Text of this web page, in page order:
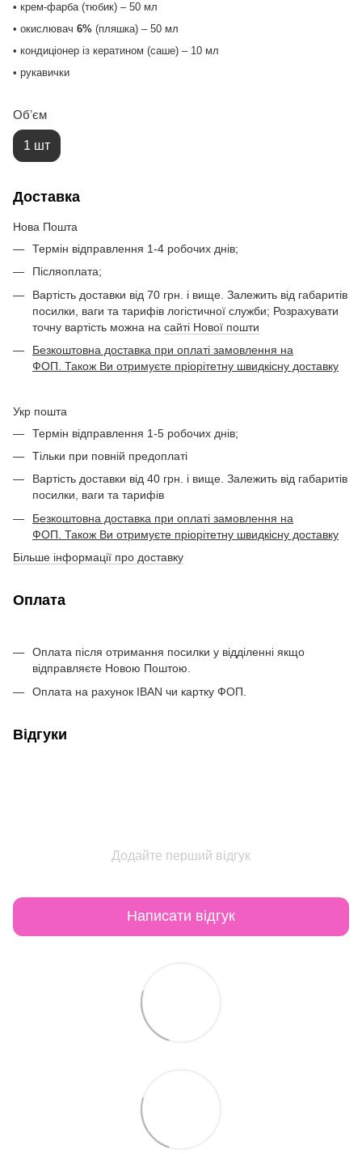
• крем-фарба (тюбик) – 50 мл
• окислювач 6% (пляшка) – 50 мл
• кондиціонер із кератином (саше) – 10 мл
• рукавички
Обʼєм
1 шт
Доставка
Нова Пошта
Термін відправлення 1-4 робочих днів;
Післяоплата;
Вартість доставки від 70 грн. і вище. Залежить від габаритів
посилки, ваги та тарифів логістичної служби; Розрахувати
точну вартість можна на сайті Нової пошти
Безкоштовна доставка при оплаті замовлення на
ФОП. Також Ви отримуєте пріорітетну швидкісну доставку
Укр пошта
Термін відправлення 1-5 робочих днів;
Тільки при повній предоплаті
Вартість доставки від 40 грн. і вище. Залежить від габаритів
посилки, ваги та тарифів
Безкоштовна доставка при оплаті замовлення на
ФОП. Також Ви отримуєте пріорітетну швидкісну доставку
Більше інформації про доставку
Оплата
Оплата після отримання посилки у відділенні якщо
відправляєте Новою Поштою.
Оплата на рахунок IBAN чи картку ФОП.
Відгуки
Додайте перший відгук
Написати відгук